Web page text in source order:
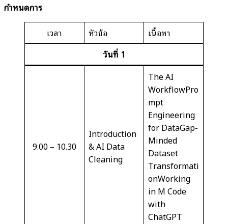
กำหนดการ
เวลา
หัวข้อ
เนื้อหา
วันที่ 1
9.00 – 10.30
Introduction
& AI Data
Cleaning
The AI
WorkflowPro
mpt
Engineering
for DataGap-
Minded
Dataset
Transformati
onWorking
in M Code
with
ChatGPT